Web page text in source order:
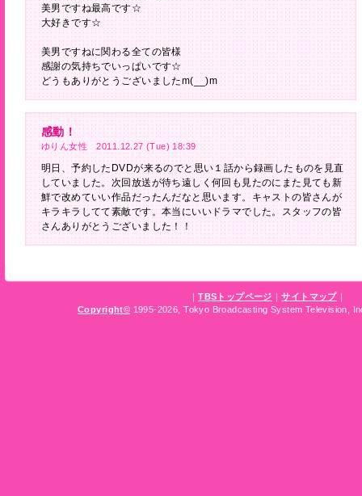
美男ですね最高です☆
大好きです☆
美男ですねに関わる全ての皆様
感謝の気持ちでいっぱいです☆
どうもありがとうございましたm(__)m
感動！
ゆりん女性 2011.12.27 (Tue) 18:39
明日、予約したDVDが来るのでと思い１話から録画したものを見直
していました。次回放送が待ち遠しく何回も見たのにまた見ても新
鮮で改めていい作品だったんだなと思います。キャストの皆さんが
キラキラしてて素敵です。本当にいいドラマでした。スタッフの皆
さんありがとうございました！！
｜TBSトップページ ｜サイトマップ｜
Copyright© 1995-2026, Tokyo Broadcasting System Television,